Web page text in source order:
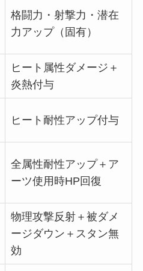
格闘力・射撃力・潜在
力アップ（固有）
ヒート属性ダメージ＋
炎熱付与
ヒート耐性アップ付与
全属性耐性アップ＋ア
ーツ使用時HP回復
物理攻撃反射＋被ダメ
ージダウン＋スタン無
効